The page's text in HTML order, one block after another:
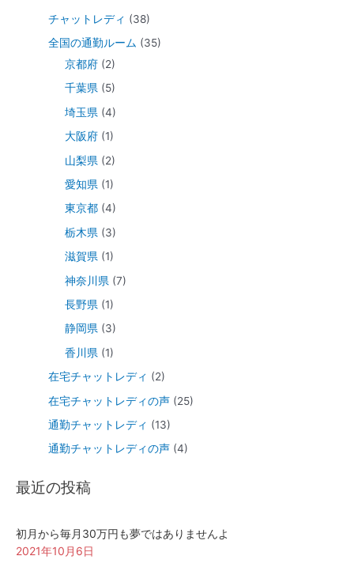
チャットレディ (38)
全国の通勤ルーム (35)
京都府(2)
千葉県(5)
埼玉県 (4)
大阪府(1)
山梨県 (2)
愛知県 (1)
東京都(4)
栃木県 (3)
滋賀県(1)
神奈川県 (7)
長野県 (1)
静岡県(3)
香川県 (1)
在宅チャットレディ (2)
在宅チャットレディの声 (25)
通勤チャットレディ (13)
通勤チャットレディの声 (4)
最近の投稿
初月から毎月30万円も夢ではありませんよ
2021年10月6日